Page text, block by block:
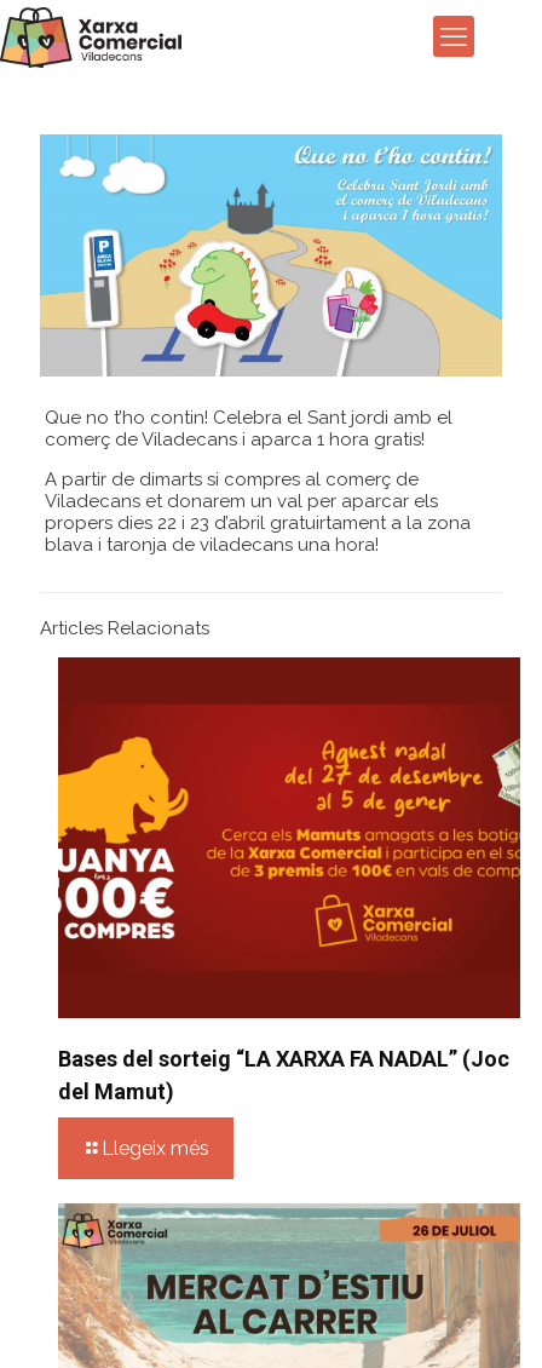
Que no t’ho contin! Celebra el Sant jordi amb el
comerç de Viladecans i aparca 1 hora gratis!
A partir de dimarts si compres al comerç de
Viladecans et donarem un val per aparcar els
propers dies 22 i 23 d’abril gratuirtament a la zona
blava i taronja de viladecans una hora!
Articles Relacionats
Bases del sorteig “LA XARXA FA NADAL” (Joc
del Mamut)
Llegeix més